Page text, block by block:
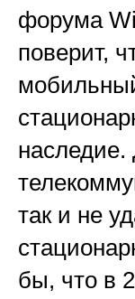
форума
поверит,
наследие.
так и не
бы, что в